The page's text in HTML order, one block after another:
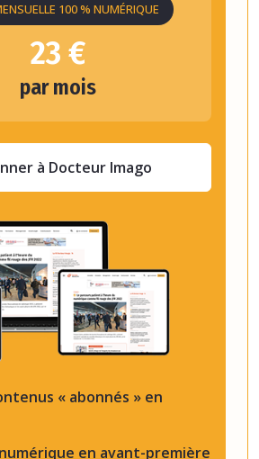
« abonnés » en
en avant-première
100 % NUMÉRIQUE
23 €
par mois
à Docteur Imago